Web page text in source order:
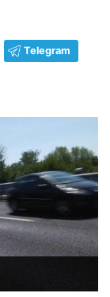
Telegram